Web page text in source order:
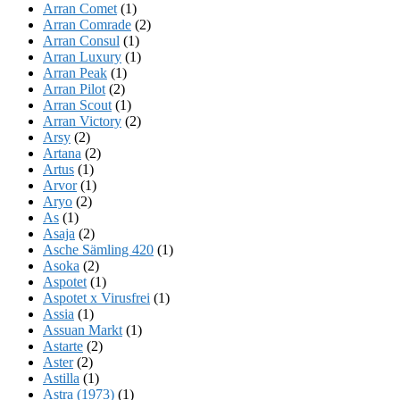
Arran Comet (1)
Arran Comrade (2)
Arran Consul (1)
Arran Luxury (1)
Arran Peak (1)
Arran Pilot (2)
Arran Scout (1)
Arran Victory (2)
Arsy (2)
Artana (2)
Artus (1)
Arvor(1)
Aryo (2)
As (1)
Asaja (2)
Asche Sämling 420 (1)
Asoka (2)
Aspotet (1)
Aspotet x Virusfrei (1)
Assia (1)
Assuan Markt (1)
Astarte (2)
Aster(2)
Astilla (1)
Astra (1973) (1)